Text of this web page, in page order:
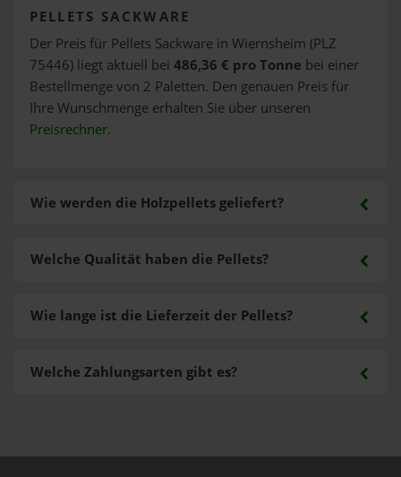
PELLETS SACKWARE
Der Preis für Pellets Sackware in Wiernsheim (PLZ
75446) liegt aktuell bei 486,36 € pro Tonne bei einer
Bestellmenge von 2 Paletten. Den genauen Preis für
Ihre Wunschmenge erhalten Sie über unseren
Preisrechner.
Wie werden die Holzpellets geliefert?
Welche Zahlungsarten gibt es?
Welche Qualität haben die Pellets?
Wie lange ist die Lieferzeit der Pellets?